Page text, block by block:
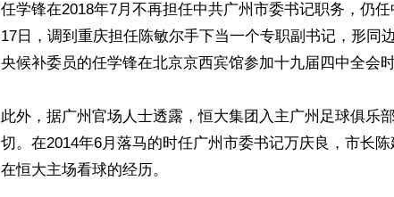
任学锋在2018年7月不再担任中共广州市委书记职务，仍
17日，调到重庆担任陈敏尔手下当一个专职副书记，形同
央候补委员的任学锋在北京京西宾馆参加十九届四中全会时
此外，据广州官场人士透露，恒大集团入主广州足球俱乐
切。在2014年6月落马的时任广州市委书记万庆良，市长
在恒大主场看球的经历。